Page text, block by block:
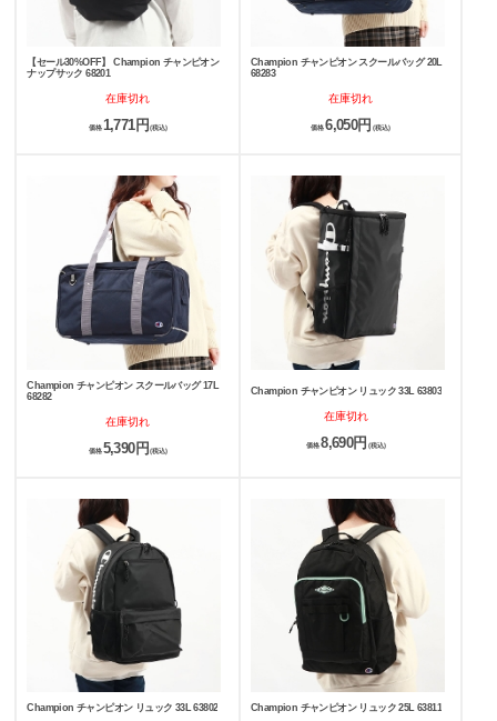
【セール30%OFF】 Champion チャンピオン
ナップサック 68201
在庫切れ
価格 1,771円 (税込)
Champion チャンピオン スクールバッグ 20L
68283
在庫切れ
価格6,050円 (税込)
Champion チャンピオン スクールバッグ 17L
68282
在庫切れ
価格 5,390円 (税込)
Champion チャンピオン リュック 33L 63803
在庫切れ
価格 8,690円 (税込)
Champion チャンピオン リュック 33L 63802 Champion チャンピオン リュック 25L 63811